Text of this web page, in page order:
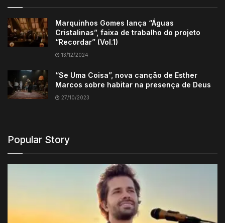
Marquinhos Gomes lança “Águas
Cristalinas”, faixa de trabalho do projeto
“Recordar” (Vol.1)
13/12/2024
“Se Uma Coisa”, nova canção de Esther
Marcos sobre habitar na presença de Deus
27/10/2023
Popular Story